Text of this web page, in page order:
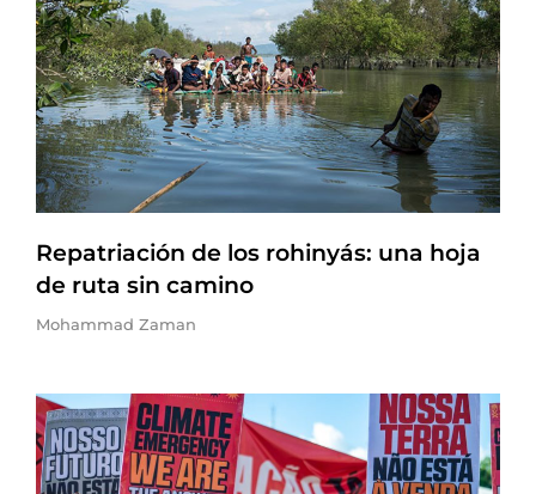
Repatriación de los rohinyás: una hoja
de ruta sin camino
Mohammad Zaman